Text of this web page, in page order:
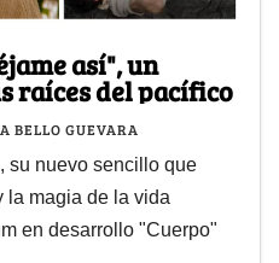
así", un
raíces del pacífico
BELLO GUEVARA
su nuevo sencillo que
la magia de la vida
en desarrollo "Cuerpo"